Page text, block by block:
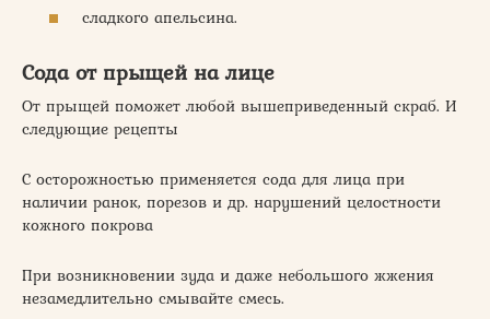
сладкого апельсина.
Сода от прыщей на лице
От прыщей поможет любой вышеприведенный скраб. И
следующие рецепты
С осторожностью применяется сода для лица при
наличии ранок, порезов и др. нарушений целостности
кожного покрова
При возникновении зуда и даже небольшого жжения
незамедлительно смывайте смесь.